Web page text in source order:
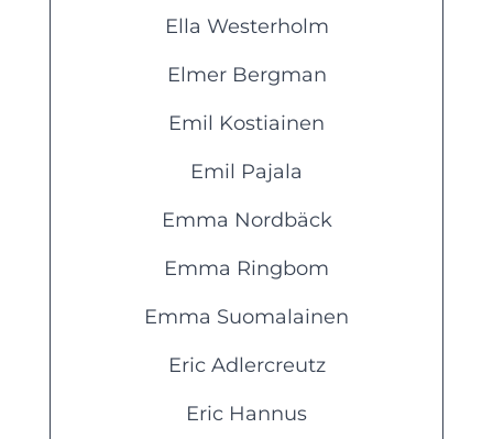
Ella Westerholm
Elmer Bergman
Emil Kostiainen
Emil Pajala
Emma Nordbäck
Emma Ringbom
Emma Suomalainen
Eric Adlercreutz
Eric Hannus